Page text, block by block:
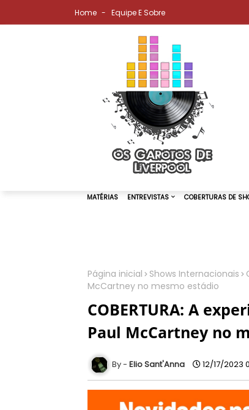
Home Equipe E Sobre
Página inicial Shows Internacionais
McCartney no mesmo estádio
COBERTURA: A
Paul McCartney no
Elio Sant'Anna 12/17/2023